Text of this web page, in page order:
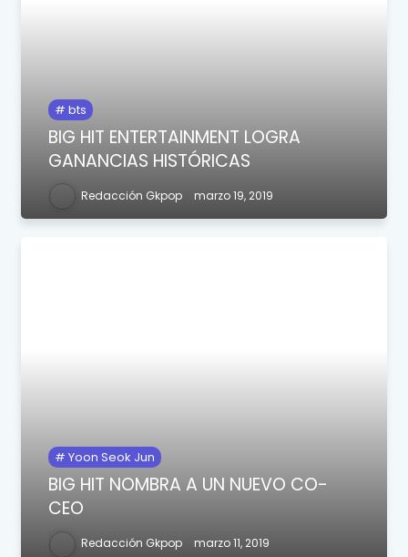
bts
BIG HIT ENTERTAINMENT LOGRA
GANANCIAS HISTÓRICAS
Redacción Gkpop marzo 19, 2019
Yoon Seok Jun
BIG HIT NOMBRA A UN NUEVO CO-
CEO
Redacción Gkpop marzo 11, 2019